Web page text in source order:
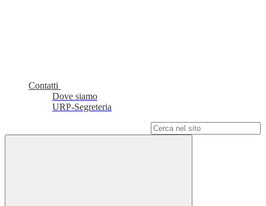
Contatti
Dove siamo
URP-Segreteria